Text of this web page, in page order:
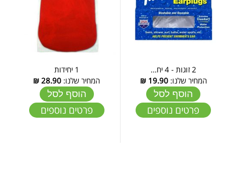
2 זוגות - 4 יח...
המחיר שלנו:19.90
₪
הוסף לסל
פרטים נוספים
1 יחידות
המחיר שלנו: 28.90
₪
הוסף לסל
פרטים נוספים